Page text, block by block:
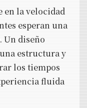
la velocidad
esperan una
Un diseño
estructura y
los tiempos
fluida